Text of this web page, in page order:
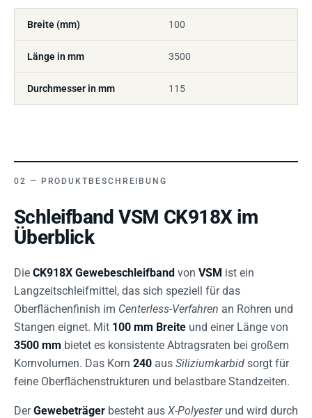
Breite (mm) 100
Länge in mm 3500
Durchmesser in mm 115
PRODUKTBESCHREIBUNG
Schleifband VSM CK918X im
Überblick
Die CK918X Gewebeschleifband von VSM ist ein
Langzeitschleifmittel, das sich speziell für das
Oberflächenfinish im Centerless-Verfahren an Rohren und
Stangen eignet. Mit 100 mm Breite und einer Länge von
3500 mm bietet es konsistente Abtragsraten bei großem
Kornvolumen. Das Korn 240 aus Siliziumkarbid sorgt für
feine Oberflächenstrukturen und belastbare Standzeiten.
DerGewebeträger besteht aus X-Polyesterund wird durch